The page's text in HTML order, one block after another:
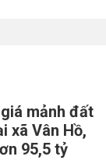
mảnh đất
xã Vân Hồ,
95,5 tỷ